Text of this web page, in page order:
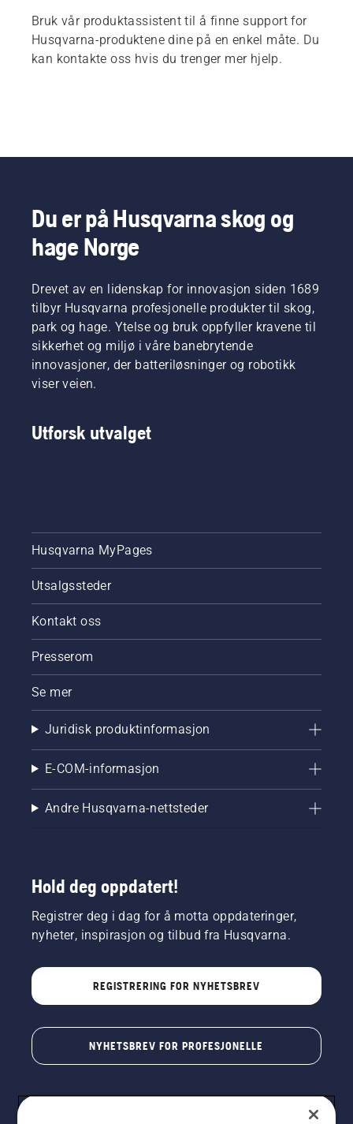
Bruk vår produktassistent til å finne support for
Husqvarna-produktene dine på en enkel måte. Du
kan kontakte oss hvis du trenger mer hjelp.
Du er på Husqvarna skog og
hage Norge
Drevet av en lidenskap for innovasjon siden 1689
tilbyr Husqvarna profesjonelle produkter til skog,
park og hage. Ytelse og bruk oppfyller kravene til
sikkerhet og miljø i våre banebrytende
innovasjoner, der batteriløsninger og robotikk
viser veien.
Utforsk utvalget
Husqvarna MyPages
Utsalgssteder
Kontakt oss
Presserom
Se mer
Juridisk produktinformasjon
E-COM-informasjon
Andre Husqvarna-nettsteder
Hold deg oppdatert!
Registrer deg i dag for å motta oppdateringer,
nyheter, inspirasjon og tilbud fra Husqvarna.
REGISTRERING FOR NYHETSBREV
NYHETSBREV FOR PROFESJONELLE